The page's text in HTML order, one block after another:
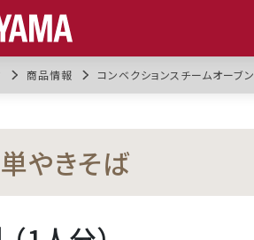
商品情報 コンベクションスチームオーブ
やきそば